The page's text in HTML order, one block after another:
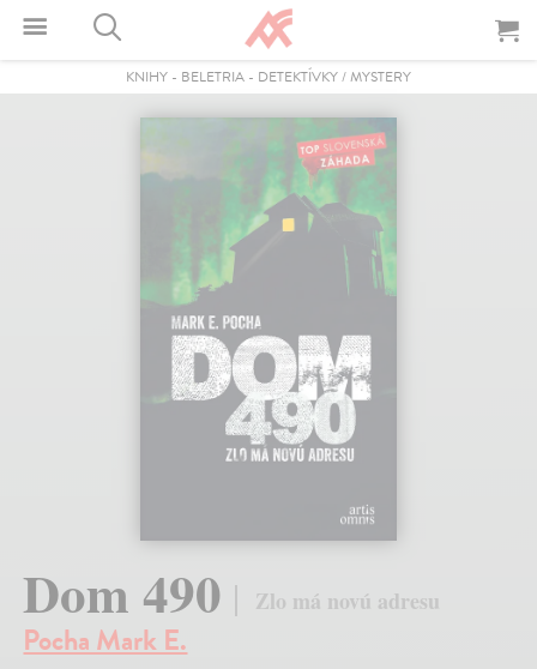
KNIHY - BELETRIA - DETEKTÍVKY / MYSTERY
Dom 490 Zlo má novú adresu
Pocha Mark E.